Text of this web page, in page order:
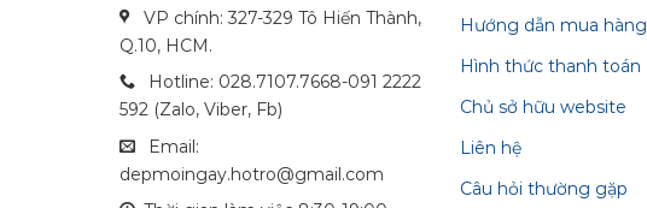
VP chính: 327-329 Tô Hiến Thành,
Q.10, HCM.
Hotline: 028.7107.7668-091 2222
592 (Zalo, Viber, Fb)
Email:
depmoingay.hotro@gmail.com
Hướng dẫn mua hàng
Hình thức thanh toán
Chủ sở hữu website
Liên hệ
Câu hỏi thường gặp
vietcom_bank
vcash_bankmastercard